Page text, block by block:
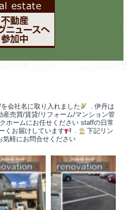
会社名に取り入れました . 伊丹は
産売買/賃貸/リフォーム/マンション管
ホームにお任せください staffの日常
くお届けしています
.
下記リン
気軽にお問合せください